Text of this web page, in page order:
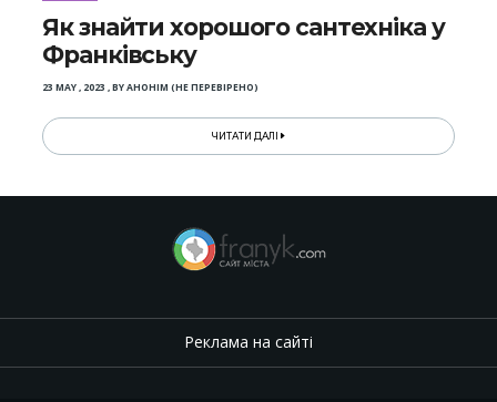
Як знайти хорошого сантехніка у
Франківську
23 MAY , 2023 ,BYАНОНІМ (НЕ ПЕРЕВІРЕНО)
ЧИТАТИ ДАЛІ
Реклама на сайті